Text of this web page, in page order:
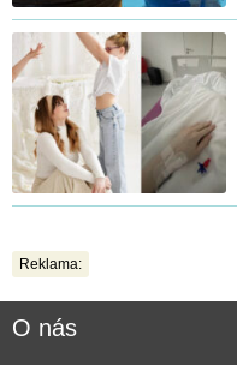
Reklama:
O nás